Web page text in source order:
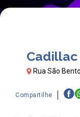
Cadillac
Rua São
Compartilhe